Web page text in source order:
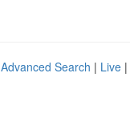
Advanced Search | Live |